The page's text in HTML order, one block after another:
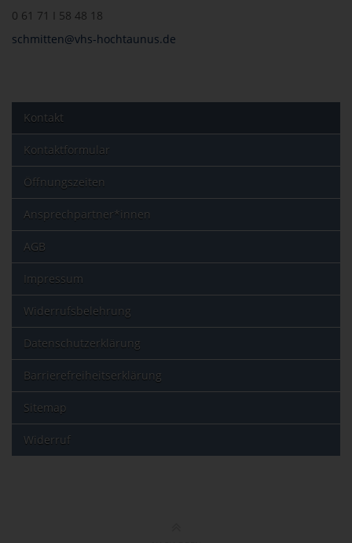
0 61 71 I 58 48 18
schmitten@vhs-hochtaunus.de
Kontakt
Kontaktformular
Öffnungszeiten
Ansprechpartner*innen
AGB
Impressum
Widerrufsbelehrung
Datenschutzerklärung
Barrierefreiheitserklärung
Sitemap
Widerruf